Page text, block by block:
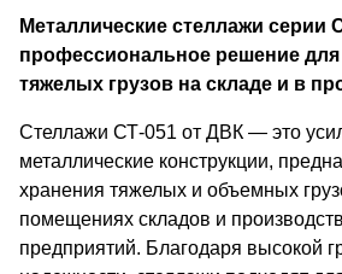
Металлические стеллажи серии
профессиональное решение для
тяжелых грузов на складе и в
Стеллажи СТ-051 от ДВК — это
металлические конструкции,
хранения тяжелых и объемных
помещениях складов и
предприятий. Благодаря высокой